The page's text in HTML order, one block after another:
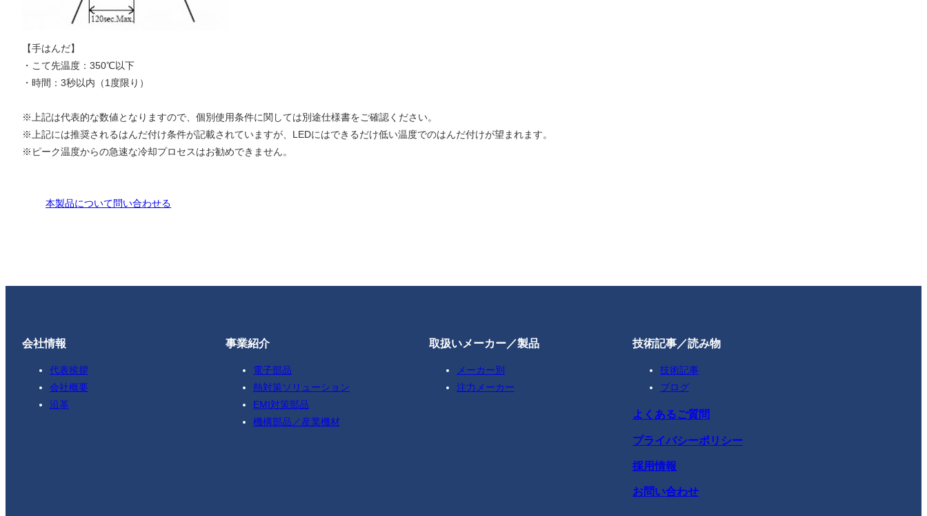
【手はんだ】
・こて先温度：350℃以下
・時間：3秒以内（1度限り）
※上記は代表的な数値となりますので、個別使用条件に関しては別途仕様書をご確認ください。
※上記には推奨されるはんだ付け条件が記載されていますが、LEDにはできるだけ低い温度でのはんだ付けが望まれます。
※ピーク温度からの急速な冷却プロセスはお勧めできません。
本製品について問い合わせる
会社情報
代表挨拶
会社概要
沿革
事業紹介
電子部品
熱対策ソリューション
EMI対策部品
機構部品／産業機材
取扱いメーカー／製品
メーカー別
注力メーカー
技術記事／読み物
技術記事
ブログ
よくあるご質問
プライバシーポリシー
採用情報
お問い合わせ